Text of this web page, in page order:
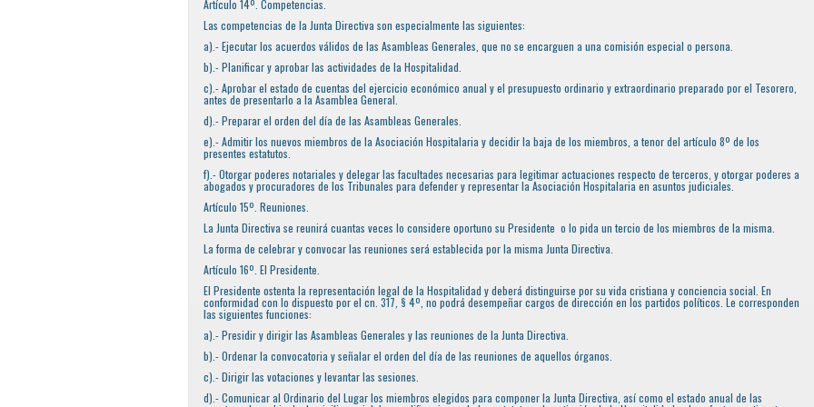
Artículo 14º. Competencias.
Las competencias de la Junta Directiva son especialmente las siguientes:
a).- Ejecutar los acuerdos válidos de las Asambleas Generales, que no se encarguen a una comisión especial o persona.
b).- Planificar y aprobar las actividades de la Hospitalidad.
c).- Aprobar el estado de cuentas del ejercicio económico anual y el presupuesto ordinario y extraordinario preparado por el Tesorero,
antes de presentarlo a la Asamblea General.
d).- Preparar el orden del día de las Asambleas Generales.
e).- Admitir los nuevos miembros de la Asociación Hospitalaria y decidir la baja de los miembros, a tenor del artículo 8º de los
presentes estatutos.
f).- Otorgar poderes notariales y delegar las facultades necesarias para legitimar actuaciones respecto de terceros, y otorgar poderes a
abogados y procuradores de los Tribunales para defender y representar la Asociación Hospitalaria en asuntos judiciales.
Artículo 15º. Reuniones.
La Junta Directiva se reunirá cuantas veces lo considere oportuno su Presidente o lo pida un tercio de los miembros de la misma.
La forma de celebrar y convocar las reuniones será establecida por la misma Junta Directiva.
Artículo 16º. El Presidente.
El Presidente ostenta la representación legal de la Hospitalidad y deberá distinguirse por su vida cristiana y conciencia social. En
conformidad con lo dispuesto por el cn. 317, § 4º, no podrá desempeñar cargos de dirección en los partidos políticos. Le corresponden
las siguientes funciones:
a).- Presidir y dirigir las Asambleas Generales y las reuniones de la Junta Directiva.
b).- Ordenar la convocatoria y señalar el orden del día de las reuniones de aquellos órganos.
c).- Dirigir las votaciones y levantar las sesiones.
d).- Comunicar al Ordinario del Lugar los miembros elegidos para componer la Junta Directiva, así como el estado anual de las